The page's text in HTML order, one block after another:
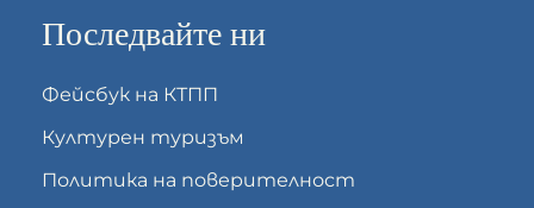
Последвайте ни
Фейсбук на КТПП
Културен туризъм
Политика на поверителност